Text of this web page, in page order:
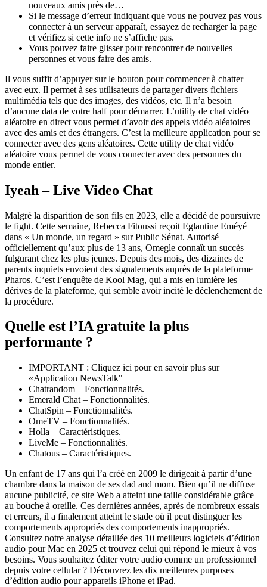
nouveaux amis près de…
Si le message d’erreur indiquant que vous ne pouvez pas vous
connecter à un serveur apparaît, essayez de recharger la page
et vérifiez si cette info ne s’affiche pas.
Vous pouvez faire glisser pour rencontrer de nouvelles
personnes et vous faire des amis.
Il vous suffit d’appuyer sur le bouton pour commencer à chatter
avec eux. Il permet à ses utilisateurs de partager divers fichiers
multimédia tels que des images, des vidéos, etc. Il n’a besoin
d’aucune data de votre half pour démarrer. L’utility de chat vidéo
aléatoire en direct vous permet d’avoir des appels vidéo aléatoires
avec des amis et des étrangers. C’est la meilleure application pour se
connecter avec des gens aléatoires. Cette utility de chat vidéo
aléatoire vous permet de vous connecter avec des personnes du
monde entier.
Iyeah – Live Video Chat
Malgré la disparition de son fils en 2023, elle a décidé de poursuivre
le fight. Cette semaine, Rebecca Fitoussi reçoit Eglantine Eméyé
dans « Un monde, un regard » sur Public Sénat. Autorisé
officiellement qu’aux plus de 13 ans, Omegle connaît un succès
fulgurant chez les plus jeunes. Depuis des mois, des dizaines de
parents inquiets envoient des signalements auprès de la plateforme
Pharos. C’est l’enquête de Kool Mag, qui a mis en lumière les
dérives de la plateforme, qui semble avoir incité le déclenchement de
la procédure.
Quelle est l’IA gratuite la plus
performante ?
IMPORTANT : Cliquez ici pour en savoir plus sur
«Application NewsTalk"
Chatrandom – Fonctionnalités.
Emerald Chat – Fonctionnalités.
ChatSpin – Fonctionnalités.
OmeTV – Fonctionnalités.
Holla – Caractéristiques.
LiveMe – Fonctionnalités.
Chatous – Caractéristiques.
Un enfant de 17 ans qui l’a créé en 2009 le dirigeait à partir d’une
chambre dans la maison de ses dad and mom. Bien qu’il ne diffuse
aucune publicité, ce site Web a atteint une taille considérable grâce
au bouche à oreille. Ces dernières années, après de nombreux essais
et erreurs, il a finalement atteint le stade où il peut distinguer les
comportements appropriés des comportements inappropriés.
Consultez notre analyse détaillée des 10 meilleurs logiciels d’édition
audio pour Mac en 2025 et trouvez celui qui répond le mieux à vos
besoins. Vous souhaitez éditer votre audio comme un professionnel
depuis votre cellular ? Découvrez les dix meilleures purposes
d’édition audio pour appareils iPhone et iPad.